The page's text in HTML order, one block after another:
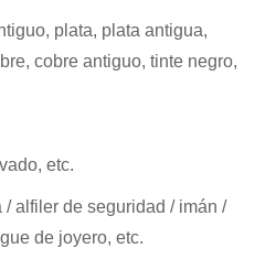
plata, plata antigua,
cobre antiguo, tinte negro,
etc.
alfiler de seguridad / imán /
de joyero, etc.